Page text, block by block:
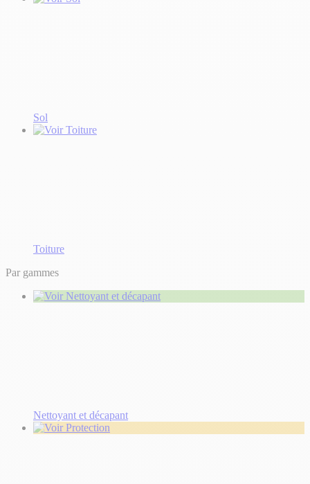
Sol
Toiture
Par gammes
Nettoyant et décapant